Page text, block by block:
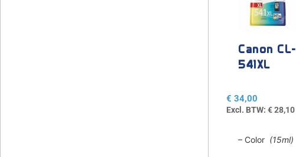
Canon CL-
541XL
€ 34,00
Excl. BTW:€28,10
– Color (15ml)